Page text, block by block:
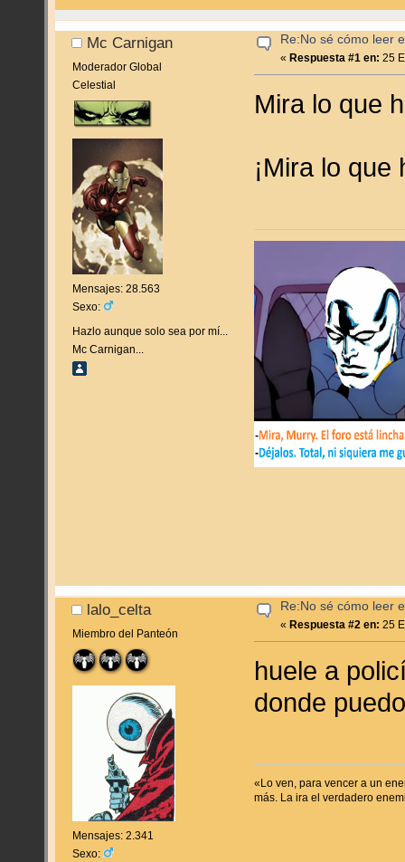
Mc Carnigan
Moderador Global
Celestial
Mensajes: 28.563
Sexo:
Hazlo aunque solo sea por mí...
Mc Carnigan...
Re:No sé cómo leer
« Respuesta #1 en: 25
Mira lo que
¡Mira lo que
lalo_celta
Miembro del Panteón
Mensajes: 2.341
Sexo:
Re:No sé cómo leer
«Respuesta #2 en: 25
huele a
donde
«Lo ven, para vencer a un
más. La ira el verdadero